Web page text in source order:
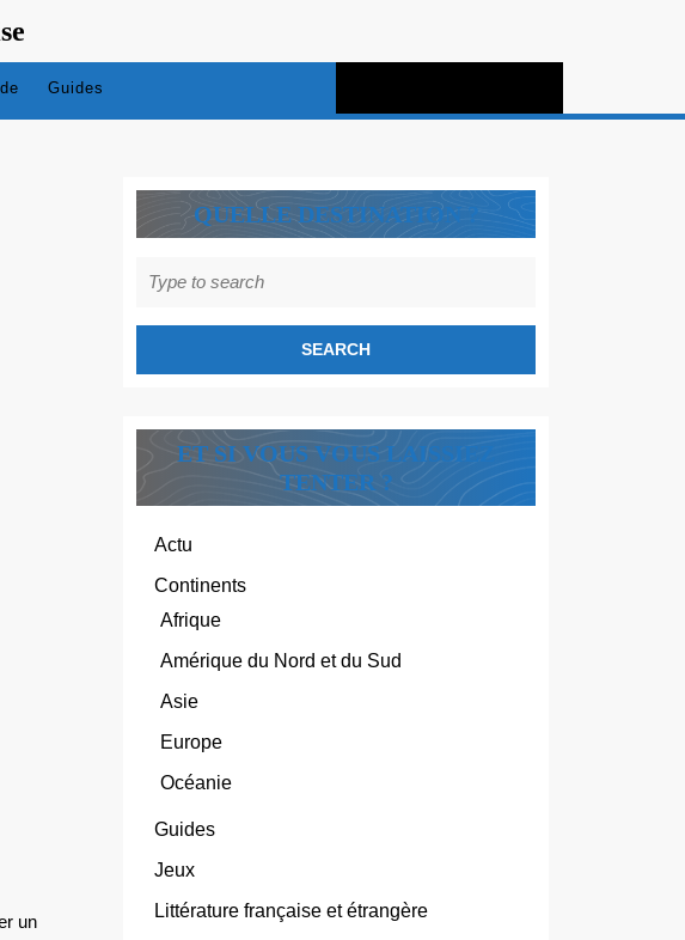
Guides
QUELLE DESTINATION ?
for:
ET SI VOUS VOUS LAISSIEZ
TENTER ?
Actu
Continents
Afrique
Amérique du Nord et du Sud
Asie
Europe
Océanie
Guides
Jeux
Littérature française et étrangère